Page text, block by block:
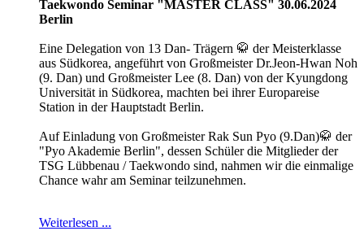
Taekwondo Seminar "MASTER CLASS" 30.06.2024
Berlin
Eine Delegation von 13 Dan- Trägern 🥋 der Meisterklasse
aus Südkorea, angeführt von Großmeister Dr.Jeon-Hwan Noh
(9. Dan) und Großmeister Lee (8. Dan) von der Kyungdong
Universität in Südkorea, machten bei ihrer Europareise
Station in der Hauptstadt Berlin.
Auf Einladung von Großmeister Rak Sun Pyo (9.Dan)🥋 der
"Pyo Akademie Berlin", dessen Schüler die Mitglieder der
TSG Lübbenau / Taekwondo sind, nahmen wir die einmalige
Chance wahr am Seminar teilzunehmen.
Weiterlesen ...